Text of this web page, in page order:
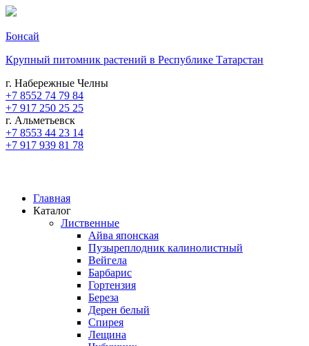
Бонсай
Крупный питомник растений в Республике Татарстан
г. Набережные Челны
+7 8552 74 79 84
+7 917 250 25 25
г. Альметьевск
+7 8553 44 23 14
+7 917 939 81 78
Главная
Каталог
Лиственные
Айва японская
Пузыреплодник калинолистный
Вейгела
Барбарис
Гортензия
Береза
Дерен белый
Спирея
Лещина